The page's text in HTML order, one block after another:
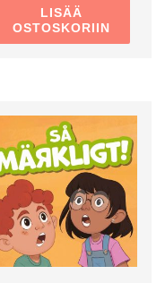
LISÄÄ
OSTOSKORIIN